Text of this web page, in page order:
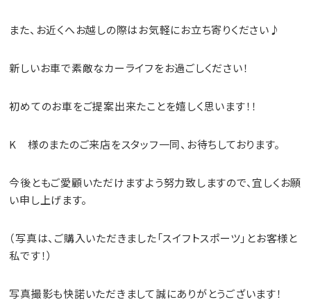
また、お近くへお越しの際はお気軽にお立ち寄りください♪
新しいお車で素敵なカーライフをお過ごしください！
初めてのお車をご提案出来たことを嬉しく思います！！
K 様のまたのご来店をスタッフ一同、お待ちしております。
今後ともご愛顧いただけますよう努力致しますので、宜しくお願
い申し上げます。
（写真は、ご購入いただきました「スイフトスポーツ」とお客様と
私です！）
写真撮影も快諾いただきまして誠にありがとうございます！